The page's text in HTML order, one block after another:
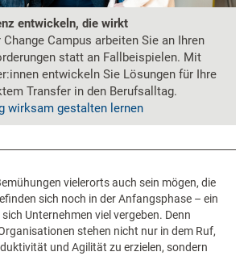
entwickeln, die wirkt
Campus arbeiten Sie an Ihren
statt an Fallbeispielen. Mit
entwickeln Sie Lösungen für Ihre
Transfer in den Berufsalltag.
wirksam gestalten lernen
vielerorts auch sein mögen, die
sich noch in der Anfangsphase – ein
Unternehmen viel vergeben. Denn
stehen nicht nur in dem Ruf,
und Agilität zu erzielen, sondern